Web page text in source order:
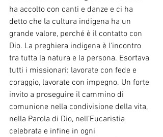
ha accolto con canti e danze e ci ha
detto che la cultura indigena ha un
grande valore, perché è il contatto con
Dio. La preghiera indigena è l'incontro
tra tutta la natura e la persona. Esortava
tutti i missionari: lavorate con fede e
coraggio, lavorate con impegno. Un forte
invito a proseguire il cammino di
comunione nella condivisione della vita,
nella Parola di Dio, nell’Eucaristia
celebrata e infine in ogni